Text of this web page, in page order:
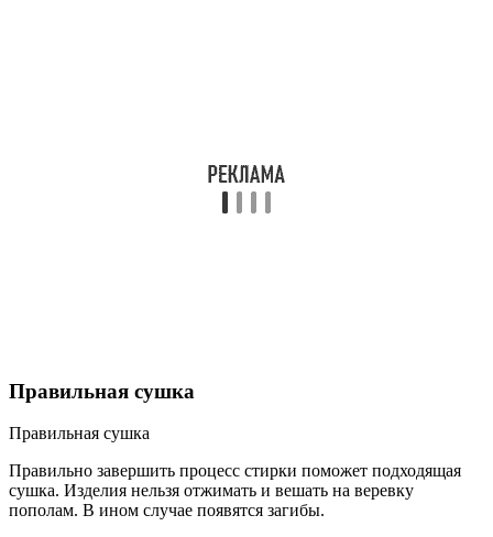
Правильная сушка
Правильная сушка
Правильно завершить процесс стирки поможет подходящая
сушка. Изделия нельзя отжимать и вешать на веревку
пополам. В ином случае появятся загибы.